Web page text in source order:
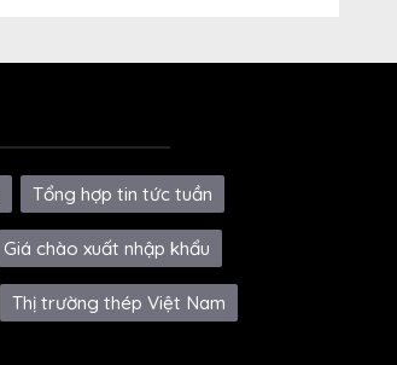
Tổng hợp tin tức tuần
Giá chào xuất nhập khẩu
Thị trường thép Việt Nam